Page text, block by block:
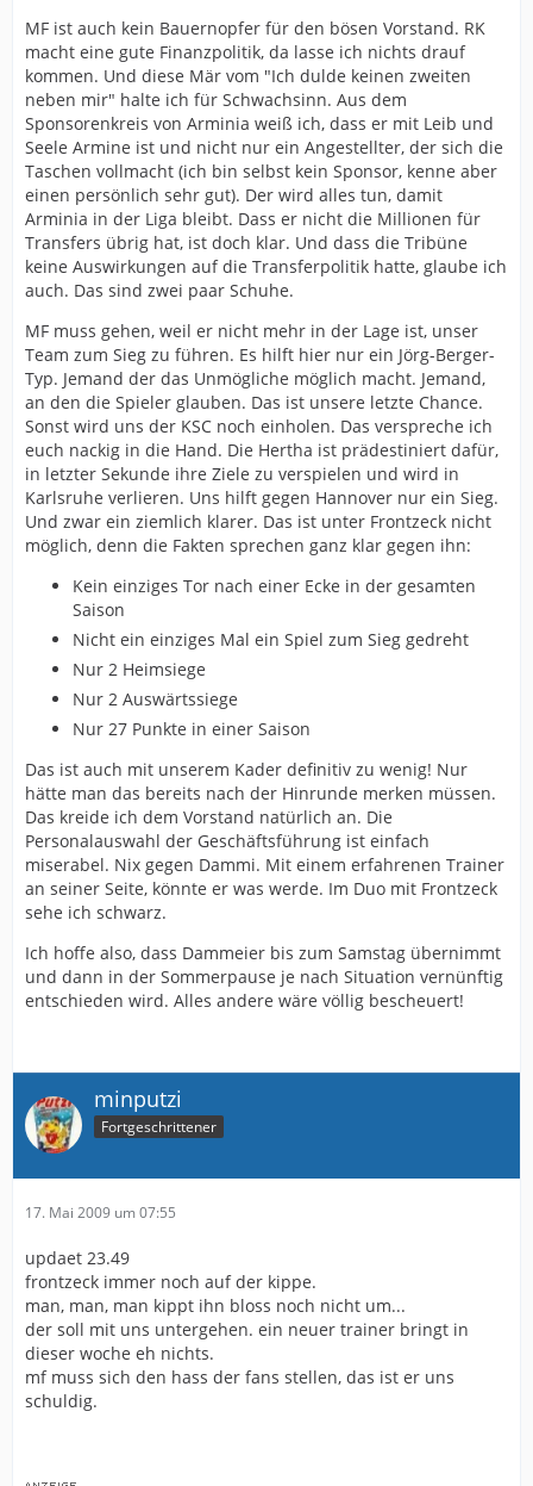
MF ist auch kein Bauernopfer für den bösen Vorstand. RK
macht eine gute Finanzpolitik, da lasse ich nichts drauf
kommen. Und diese Mär vom "Ich dulde keinen zweiten
neben mir" halte ich für Schwachsinn. Aus dem
Sponsorenkreis von Arminia weiß ich, dass er mit Leib und
Seele Armine ist und nicht nur ein Angestellter, der sich die
Taschen vollmacht (ich bin selbst kein Sponsor, kenne aber
einen persönlich sehr gut). Der wird alles tun, damit
Arminia in der Liga bleibt. Dass er nicht die Millionen für
Transfers übrig hat, ist doch klar. Und dass die Tribüne
keine Auswirkungen auf die Transferpolitik hatte, glaube ich
auch. Das sind zwei paar Schuhe.
MF muss gehen, weil er nicht mehr in der Lage ist, unser
Team zum Sieg zu führen. Es hilft hier nur ein Jörg-Berger-
Typ. Jemand der das Unmögliche möglich macht. Jemand,
an den die Spieler glauben. Das ist unsere letzte Chance.
Sonst wird uns der KSC noch einholen. Das verspreche ich
euch nackig in die Hand. Die Hertha ist prädestiniert dafür,
in letzter Sekunde ihre Ziele zu verspielen und wird in
Karlsruhe verlieren. Uns hilft gegen Hannover nur ein Sieg.
Und zwar ein ziemlich klarer. Das ist unter Frontzeck nicht
möglich, denn die Fakten sprechen ganz klar gegen ihn:
Kein einziges Tor nach einer Ecke in der gesamten
Saison
Nicht ein einziges Mal ein Spiel zum Sieg gedreht
Nur 2 Heimsiege
Nur 2 Auswärtssiege
Nur 27 Punkte in einer Saison
Das ist auch mit unserem Kader definitiv zu wenig! Nur
hätte man das bereits nach der Hinrunde merken müssen.
Das kreide ich dem Vorstand natürlich an. Die
Personalauswahl der Geschäftsführung ist einfach
miserabel. Nix gegen Dammi. Mit einem erfahrenen Trainer
an seiner Seite, könnte er was werde. Im Duo mit Frontzeck
sehe ich schwarz.
Ich hoffe also, dass Dammeier bis zum Samstag übernimmt
und dann in der Sommerpause je nach Situation vernünftig
entschieden wird. Alles andere wäre völlig bescheuert!
minputzi
Fortgeschrittener
17. Mai 2009 um 07:55
updaet 23.49
frontzeck immer noch auf der kippe.
man, man, man kippt ihn bloss noch nicht um...
der soll mit uns untergehen. ein neuer trainer bringt in
dieser woche eh nichts.
mf muss sich den hass der fans stellen, das ist er uns
schuldig.